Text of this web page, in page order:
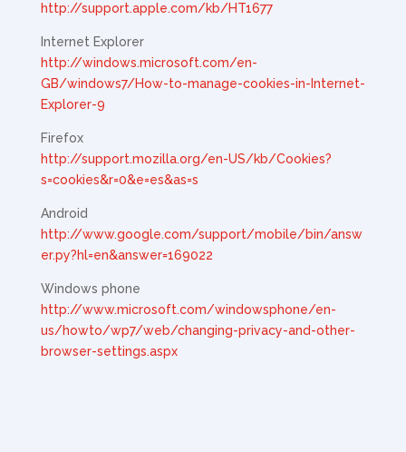
http://support.apple.com/kb/HT1677
Internet Explorer
http://windows.microsoft.com/en-
GB/windows7/How-to-manage-cookies-in-Internet-
Explorer-9
Firefox
http://support.mozilla.org/en-US/kb/Cookies?
s=cookies&r=0&e=es&as=s
Android
http://www.google.com/support/mobile/bin/answ
er.py?hl=en&answer=169022
Windows phone
http://www.microsoft.com/windowsphone/en-
us/howto/wp7/web/changing-privacy-and-other-
browser-settings.aspx